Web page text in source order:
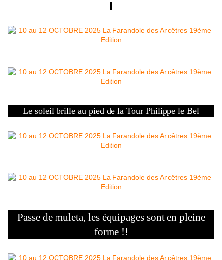
Le soleil brille au pied de la Tour Philippe le Bel
Passe de muleta, les équipages sont en pleine
forme !!